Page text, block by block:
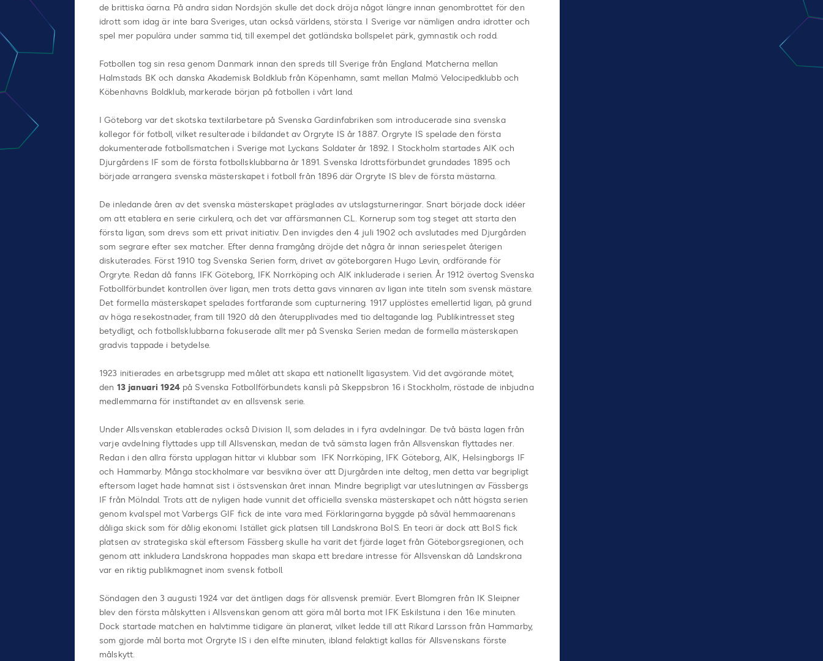
de brittiska öarna. På andra sidan Nordsjön skulle det dock dröja något längre innan genombrottet för den
idrott som idag är inte bara Sveriges, utan också världens, största. I Sverige var nämligen andra idrotter och
spel mer populära under samma tid, till exempel det gotländska bollspelet pärk, gymnastik och rodd.
Fotbollen tog sin resa genom Danmark innan den spreds till Sverige från England. Matcherna mellan
Halmstads BK och danska Akademisk Boldklub från Köpenhamn, samt mellan Malmö Velocipedklubb och
Köbenhavns Boldklub, markerade början på fotbollen i vårt land.
I Göteborg var det skotska textilarbetare på Svenska Gardinfabriken som introducerade sina svenska
kollegor för fotboll, vilket resulterade i bildandet av Örgryte IS år 1887. Örgryte IS spelade den första
dokumenterade fotbollsmatchen i Sverige mot Lyckans Soldater år 1892. I Stockholm startades AIK och
Djurgårdens IF som de första fotbollsklubbarna år 1891. Svenska Idrottsförbundet grundades 1895 och
började arrangera svenska mästerskapet i fotboll från 1896 där Örgryte IS blev de första mästarna.
De inledande åren av det svenska mästerskapet präglades av utslagsturneringar. Snart började dock idéer
om att etablera en serie cirkulera, och det var affärsmannen C.L. Kornerup som tog steget att starta den
första ligan, som drevs som ett privat initiativ. Den invigdes den 4 juli 1902 och avslutades med Djurgården
som segrare efter sex matcher. Efter denna framgång dröjde det några år innan seriespelet återigen
diskuterades. Först 1910 tog Svenska Serien form, drivet av göteborgaren Hugo Levin, ordförande för
Örgryte. Redan då fanns IFK Göteborg, IFK Norrköping och AIK inkluderade i serien. År 1912 övertog Svenska
Fotbollförbundet kontrollen över ligan, men trots detta gavs vinnaren av ligan inte titeln som svensk mästare.
Det formella mästerskapet spelades fortfarande som cupturnering. 1917 upplöstes emellertid ligan, på grund
av höga resekostnader, fram till 1920 då den återupplivades med tio deltagande lag. Publikintresset steg
betydligt, och fotbollsklubbarna fokuserade allt mer på Svenska Serien medan de formella mästerskapen
gradvis tappade i betydelse.
1923 initierades en arbetsgrupp med målet att skapa ett nationellt ligasystem. Vid det avgörande mötet,
den 13 januari 1924på Svenska Fotbollförbundets kansli på Skeppsbron 16 i Stockholm, röstade de inbjudna
medlemmarna för instiftandet av en allsvensk serie.
Under Allsvenskan etablerades också Division II, som delades in i fyra avdelningar. De två bästa lagen från
varje avdelning flyttades upp till Allsvenskan, medan de två sämsta lagen från Allsvenskan flyttades ner.
Redan i den allra första upplagan hittar vi klubbar som IFK Norrköping, IFK Göteborg, AIK, Helsingborgs IF
och Hammarby. Många stockholmare var besvikna över att Djurgården inte deltog, men detta var begripligt
eftersom laget hade hamnat sist i östsvenskan året innan. Mindre begripligt var uteslutningen av Fässbergs
IF från Mölndal. Trots att de nyligen hade vunnit det officiella svenska mästerskapet och nått högsta serien
genom kvalspel mot Varbergs GIF fick de inte vara med. Förklaringarna byggde på såväl hemmaarenans
dåliga skick som för dålig ekonomi. Istället gick platsen till Landskrona BoIS. En teori är dock att BoIS fick
platsen av strategiska skäl eftersom Fässberg skulle ha varit det fjärde laget från Göteborgsregionen, och
genom att inkludera Landskrona hoppades man skapa ett bredare intresse för Allsvenskan då Landskrona
var en riktig publikmagnet inom svensk fotboll.
Söndagen den 3 augusti 1924 var det äntligen dags för allsvensk premiär. Evert Blomgren från IK Sleipner
blev den första målskytten i Allsvenskan genom att göra mål borta mot IFK Eskilstuna i den 16:e minuten.
Dock startade matchen en halvtimme tidigare än planerat, vilket ledde till att Rikard Larsson från Hammarby,
som gjorde mål borta mot Örgryte IS i den elfte minuten, ibland felaktigt kallas för Allsvenskans förste
målskytt.